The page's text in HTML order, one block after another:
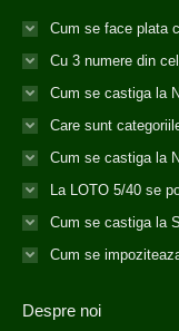
Cum se face plata
Cu 3 numere din
Cum se castiga la
Care sunt
Cum se castiga la
La LOTO 5/40 se
Cum se castiga la
Cum se
Despre noi